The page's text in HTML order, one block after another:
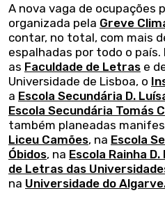
A nova vaga de ocupações
organizada pela Greve
contar, no total, com mais
espalhadas por todo o país.
as Faculdade de Letras e
Universidade de Lisboa, o
a Escola Secundária D.
Escola Secundária Tomás
também planeadas
Liceu Camões, na Escola
Óbidos, na Escola Rainha
de Letras das
na Universidade do